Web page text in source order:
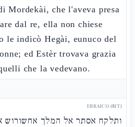
Mordekài, che l'aveva presa
dal re, ella non chiese
le indicò Hegài, eunuco del
ed Estèr trovava grazia
che la vedevano.
EBRAICO (MT)
ותלקח אסתר אל המלך אחשורוש